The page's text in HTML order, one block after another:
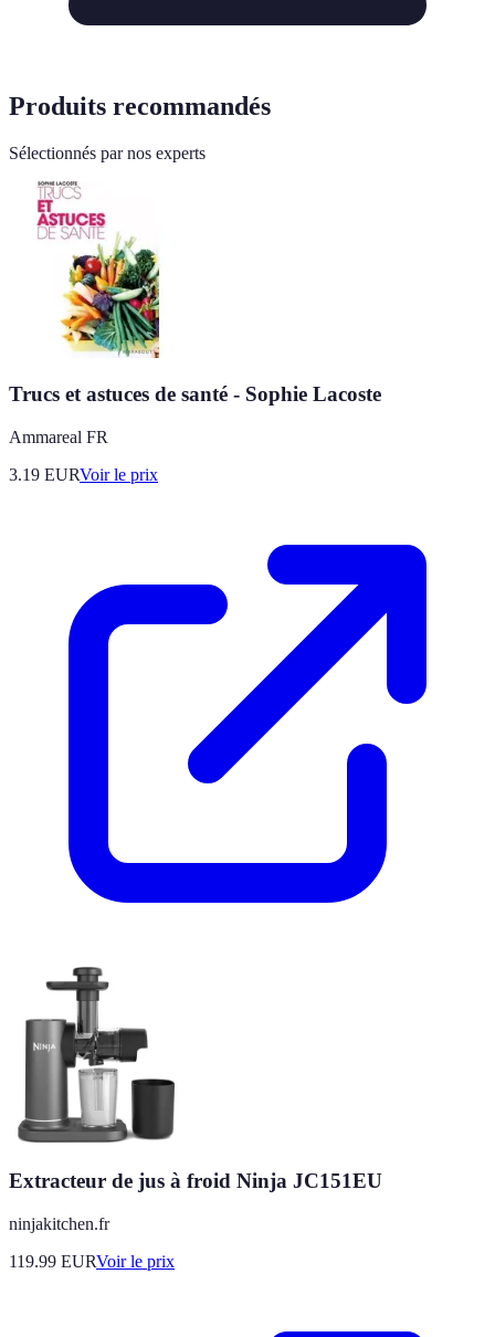
Produits recommandés
Sélectionnés par nos experts
Trucs et astuces de santé - Sophie Lacoste
Ammareal FR
3.19 EURVoir le prix
Extracteur de jus à froid Ninja JC151EU
ninjakitchen.fr
119.99 EURVoir le prix